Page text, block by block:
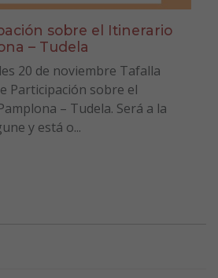
sobre el Itinerario
– Tudela
20 de noviembre Tafalla
Participación sobre el
– Tudela. Será a la
y está o...